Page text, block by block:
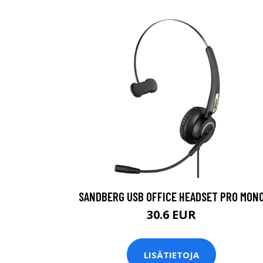
SANDBERG USB OFFICE HEADSET PRO
30.6 EUR
LISÄTIETOJA